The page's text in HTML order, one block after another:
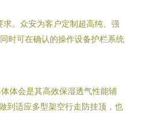
求。众安为客户定制超高纯、强
时可在确认的操作设备护栏系统
体会是其高效保湿透气性能辅
到适应多型架空行走防挂顶，也